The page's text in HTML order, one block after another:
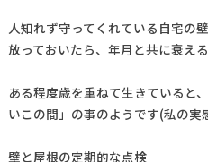
人知れず守ってくれている自宅の壁
放っておいたら、年月と共に衰え
ある程度歳を重ねて生きていると
いこの間」の事のようです(私の実
壁と屋根の定期的な点検